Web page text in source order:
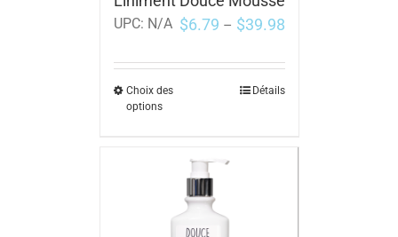
UPC: N/A $6.79 – $39.98
Choix des
options
Détails